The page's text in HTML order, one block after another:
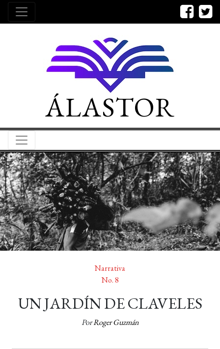
ÁLASTOR
Narrativa
No. 8
UN JARDÍN DE CLAVELES
PorRoger Guzmán